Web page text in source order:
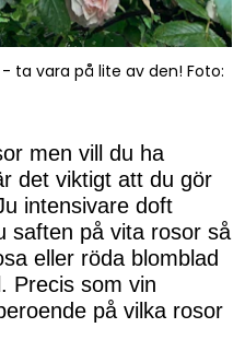
ta vara på lite av den! Foto:
men vill du ha
det viktigt att du gör
intensivare doft
saften på vita rosor så
eller röda blomblad
Precis som vin
på vilka rosor